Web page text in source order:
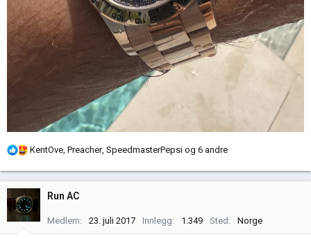
R
k
s
j
o
KentOve Preacher, SpeedmasterPepsi og 6 andre
Run AC
Medlem 23. juli 2017 Innlegg 1.349 Sted Norge